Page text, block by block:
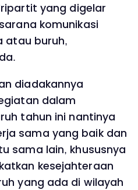
yang digelar
komunikasi
atau buruh,
diadakannya
dalam
tahun ini nantinya
sama yang baik dan
sama lain, khususnya
kesejahteraan
yang ada di wilayah